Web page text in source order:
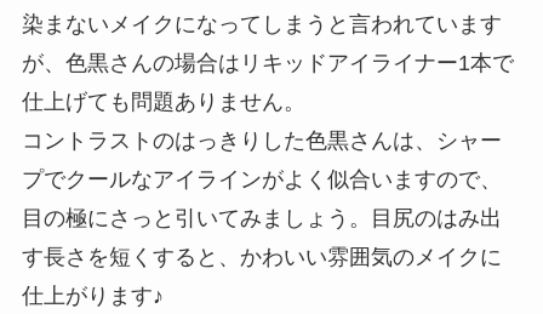
染まないメイクになってしまうと言われています
が、色黒さんの場合はリキッドアイライナー1本で
仕上げても問題ありません。
コントラストのはっきりした色黒さんは、シャー
プでクールなアイラインがよく似合いますので、
目の極にさっと引いてみましょう。目尻のはみ出
す長さを短くすると、かわいい雰囲気のメイクに
仕上がります♪